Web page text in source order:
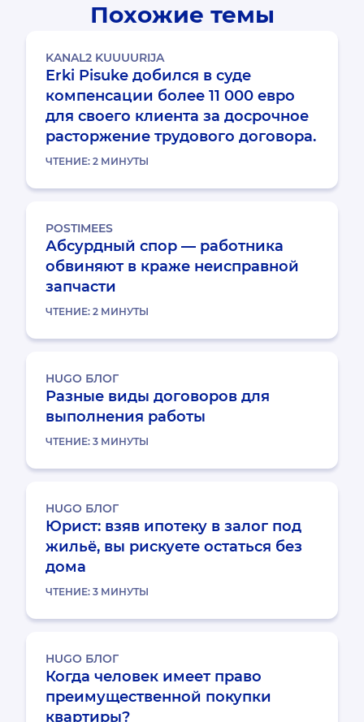
Похожие темы
KANAL2 KUUUURIJA
Erki Pisuke добился в суде
компенсации более 11 000 евро
для своего клиента за досрочное
расторжение трудового договора.
ЧТЕНИЕ: 2 МИНУТЫ
POSTIMEES
Абсурдный спор — работника
обвиняют в краже неисправной
запчасти
ЧТЕНИЕ: 2 МИНУТЫ
HUGO БЛОГ
Разные виды договоров для
выполнения работы
ЧТЕНИЕ: 3 МИНУТЫ
HUGO БЛОГ
Юрист: взяв ипотеку в залог под
жильё, вы рискуете остаться без
дома
ЧТЕНИЕ: 3 МИНУТЫ
HUGO БЛОГ
Когда человек имеет право
преимущественной покупки
квартиры?